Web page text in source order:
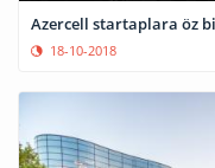
Azercell startaplara öz
18-10-2018